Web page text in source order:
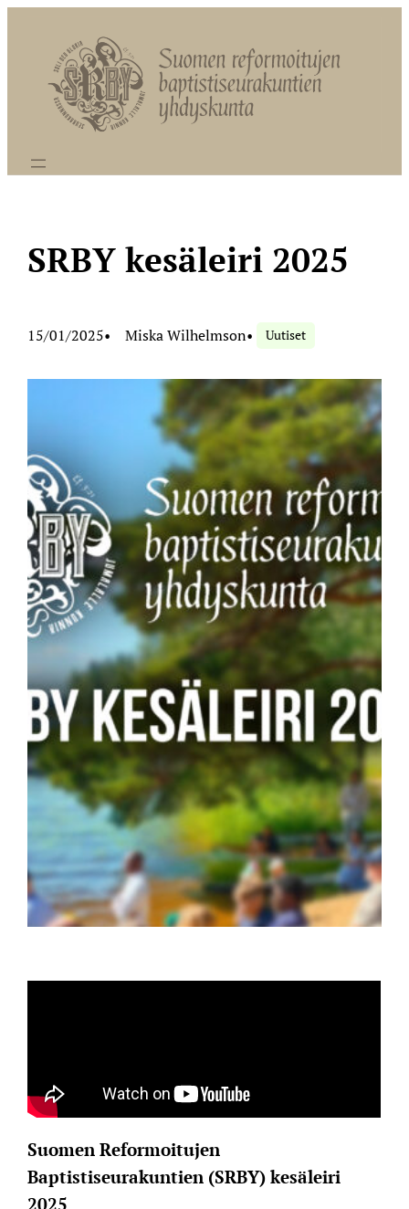
sisältöön
SRBY kesäleiri 2025
15/01/2025• Miska Wilhelmson• Uutiset
Suomen Reformoitujen
Baptistiseurakuntien (SRBY) kesäleiri
2025